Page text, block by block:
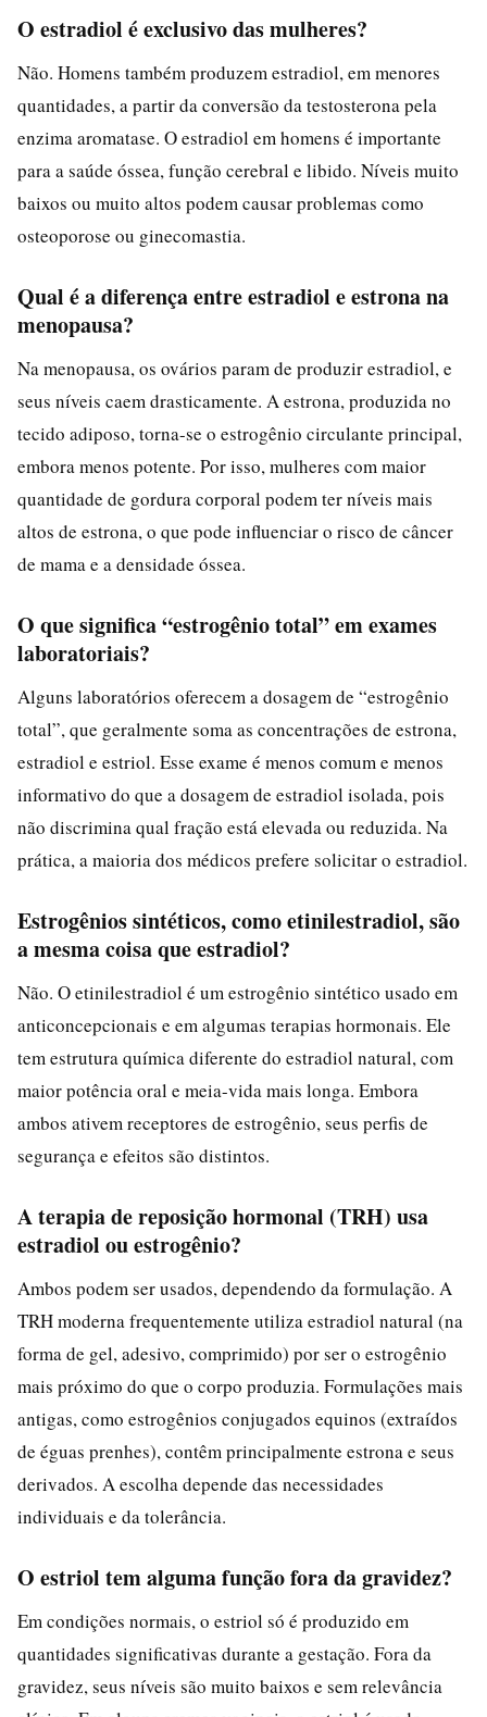
O estradiol é exclusivo das mulheres?
Não. Homens também produzem estradiol, em menores
quantidades, a partir da conversão da testosterona pela
enzima aromatase. O estradiol em homens é importante
para a saúde óssea, função cerebral e libido. Níveis muito
baixos ou muito altos podem causar problemas como
osteoporose ou ginecomastia.
Qual é a diferença entre estradiol e estrona na
menopausa?
Na menopausa, os ovários param de produzir estradiol, e
seus níveis caem drasticamente. A estrona, produzida no
tecido adiposo, torna-se o estrogênio circulante principal,
embora menos potente. Por isso, mulheres com maior
quantidade de gordura corporal podem ter níveis mais
altos de estrona, o que pode influenciar o risco de câncer
de mama e a densidade óssea.
O que significa “estrogênio total” em exames
laboratoriais?
Alguns laboratórios oferecem a dosagem de “estrogênio
total”, que geralmente soma as concentrações de estrona,
estradiol e estriol. Esse exame é menos comum e menos
informativo do que a dosagem de estradiol isolada, pois
não discrimina qual fração está elevada ou reduzida. Na
prática, a maioria dos médicos prefere solicitar o estradiol.
Estrogênios sintéticos, como etinilestradiol, são
a mesma coisa que estradiol?
Não. O etinilestradiol é um estrogênio sintético usado em
anticoncepcionais e em algumas terapias hormonais. Ele
tem estrutura química diferente do estradiol natural, com
maior potência oral e meia-vida mais longa. Embora
ambos ativem receptores de estrogênio, seus perfis de
segurança e efeitos são distintos.
A terapia de reposição hormonal (TRH) usa
estradiol ou estrogênio?
Ambos podem ser usados, dependendo da formulação. A
TRH moderna frequentemente utiliza estradiol natural (na
forma de gel, adesivo, comprimido) por ser o estrogênio
mais próximo do que o corpo produzia. Formulações mais
antigas, como estrogênios conjugados equinos (extraídos
de éguas prenhes), contêm principalmente estrona e seus
derivados. A escolha depende das necessidades
individuais e da tolerância.
O estriol tem alguma função fora da gravidez?
Em condições normais, o estriol só é produzido em
quantidades significativas durante a gestação. Fora da
gravidez, seus níveis são muito baixos e sem relevância